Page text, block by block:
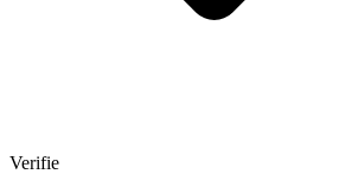
Verifie